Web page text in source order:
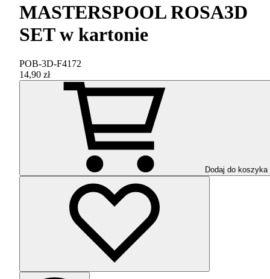
MASTERSPOOL ROSA3D
SET w kartonie
POB-3D-F4172
14,90 zł
Dodaj do koszyka